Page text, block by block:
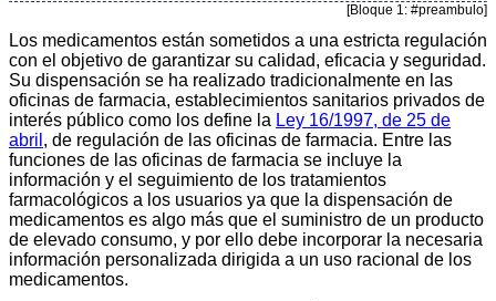
[Bloque 1: #preambulo]
Los medicamentos están sometidos a una estricta regulación
con el objetivo de garantizar su calidad, eficacia y seguridad.
Su dispensación se ha realizado tradicionalmente en las
oficinas de farmacia, establecimientos sanitarios privados de
interés público como los define la Ley 16/1997, de 25 de
abril , de regulación de las oficinas de farmacia. Entre las
funciones de las oficinas de farmacia se incluye la
información y el seguimiento de los tratamientos
farmacológicos a los usuarios ya que la dispensación de
medicamentos es algo más que el suministro de un producto
de elevado consumo, y por ello debe incorporar la necesaria
información personalizada dirigida a un uso racional de los
medicamentos.